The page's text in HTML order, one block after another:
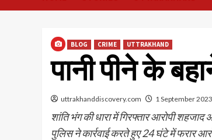
BLOG CRIME UTTRAKHAND
पानी पीने के
uttrakhanddiscovery.com 1 September 2023
शांति भंग की धारा में गिरफ्तार आरोपी शहजाद
पुलिस ने कार्रवाई करते हुए 24 घंटे में फरार